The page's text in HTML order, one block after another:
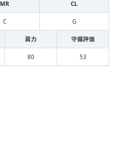
MR CL
C G
肩力 守備評価
80 53